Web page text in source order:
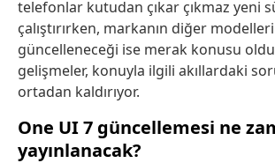
telefonlar kutudan çıkar çıkmaz yeni
çalıştırırken, markanın diğer
güncelleneceği ise merak konusu
gelişmeler, konuyla ilgili akıllardaki
ortadan kaldırıyor.
One UI 7 güncellemesi ne
yayınlanacak?